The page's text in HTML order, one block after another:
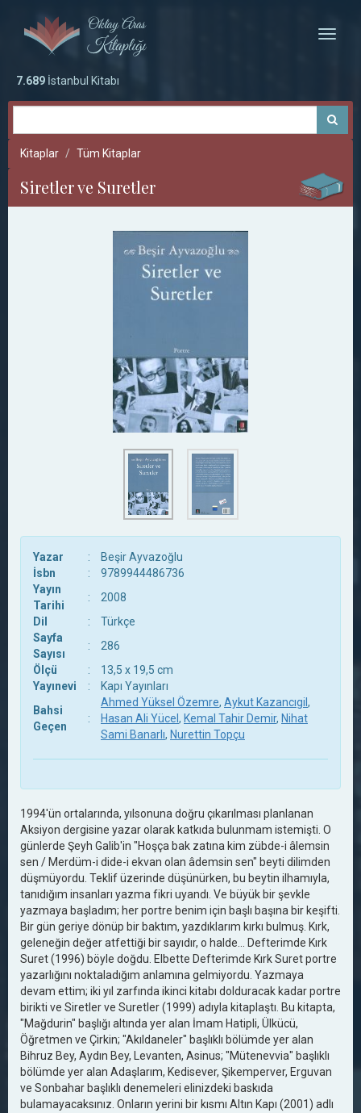
Toggle
7.689 İstanbul Kitabı
Kitaplar Tüm Kitaplar
Siretler ve Suretler
Yazar :
Beşir Ayvazoğlu
İsbn
:
9789944486736
Yayın
Tarihi
:
2008
Dil
:
Türkçe
Sayfa
Sayısı
:
286
Ölçü
:
13,5 x 19,5 cm
Yayınevi
:
Kapı Yayınları
Bahsi
Geçen
:
Ahmed Yüksel Özemre, Aykut Kazancıgil ,
Hasan Ali Yücel , Kemal Tahir Demir, Nihat
Sami Banarlı, Nurettin Topçu
1994'ün ortalarında, yılsonuna doğru çıkarılması planlanan
Aksiyon dergisine yazar olarak katkıda bulunmam istemişti. O
günlerde Şeyh Galib'in "Hoşça bak zatına kim zübde-i âlemsin
sen / Merdüm-i dide-i ekvan olan âdemsin sen" beyti dilimden
düşmüyordu. Teklif üzerinde düşünürken, bu beytin ilhamıyla,
tanıdığım insanları yazma fikri uyandı. Ve büyük bir şevkle
yazmaya başladım; her portre benim için başlı başına bir keşifti.
Bir gün geriye dönüp bir baktım, yazdıklarım kırkı bulmuş. Kırk,
geleneğin değer atfettiği bir sayıdır, o halde... Defterimde Kırk
Suret (1996) böyle doğdu. Elbette Defterimde Kırk Suret portre
yazarlığını noktaladığım anlamına gelmiyordu. Yazmaya
devam ettim; iki yıl zarfında ikinci kitabı dolduracak kadar portre
birikti ve Siretler ve Suretler (1999) adıyla kitaplaştı. Bu kitapta,
"Mağdurin" başlığı altında yer alan İmam Hatipli, Ülkücü,
Öğretmen ve Çirkin; "Akıldaneler" başlıklı bölümde yer alan
Bihruz Bey, Aydın Bey, Levanten, Asinus; "Mütenevvia" başlıklı
bölümde yer alan Adaşlarım, Kedisever, Şikemperver, Erguvan
ve Sonbahar başlıklı denemeleri elinizdeki baskıda
bulamayacaksınız. Onların yerini bir kısmı Altın Kapı (2001) adlı